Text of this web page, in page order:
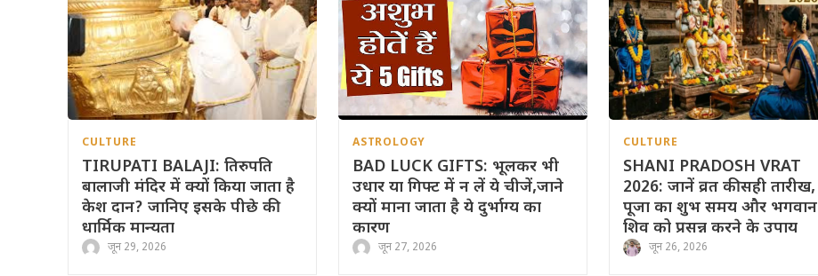
CULTURE
TIRUPATI BALAJI: तिरुपति
बालाजी मंदिर में क्यों किया जाता है
केश दान? जानिए इसके पीछे की
धार्मिक मान्यता
जून 29, 2026
ASTROLOGY
BAD LUCK GIFTS: भूलकर भी
उधार या गिफ्ट में न लें ये चीजें,जाने
क्यों माना जाता है ये दुर्भाग्य का
कारण
जून 27, 2026
CULTURE
SHANI PRADOSH VRAT
2026: जानें व्रत की सही तारीख,
पूजा का शुभ समय और भगवान
शिव को प्रसन्न करने के उपाय
जून 26, 2026